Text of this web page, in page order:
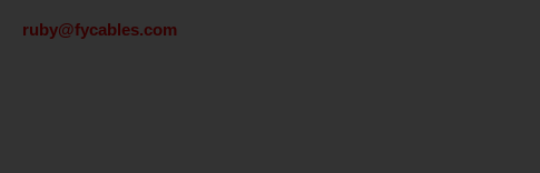
ruby@fycables.com